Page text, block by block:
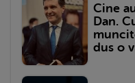
Cine
Dan.
dus o